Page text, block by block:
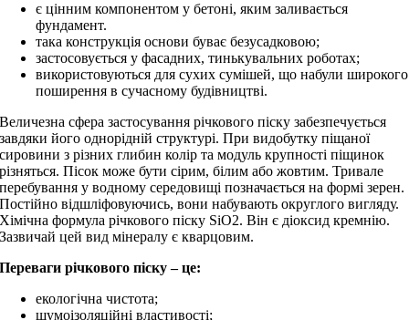
є цінним компонентом у бетоні, яким заливається
фундамент.
така конструкція основи буває безусадковою;
застосовується у фасадних, тинькувальних роботах;
використовуються для сухих сумішей, що набули широкого
поширення в сучасному будівництві.
Величезна сфера застосування річкового піску забезпечується
завдяки його однорідній структурі. При видобутку піщаної
сировини з різних глибин колір та модуль крупності піщинок
різняться. Пісок може бути сірим, білим або жовтим. Тривале
перебування у водному середовищі позначається на формі зерен.
Постійно відшліфовуючись, вони набувають округлого вигляду.
Хімічна формула річкового піску SiO2. Він є діоксид кремнію.
Зазвичай цей вид мінералу є кварцовим.
Переваги річкового піску – це:
екологічна чистота;
шумоізоляційні властивості;